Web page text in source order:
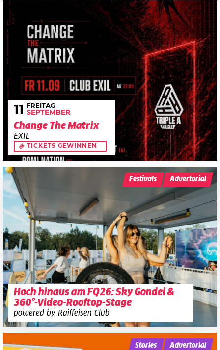
11 FREITAG
SEPTEMBER
Change The Matrix
EXIL
TICKETS GEWINNEN
Hoch hinaus am FQ26: Sky Gondel &
360°-Video-Rooftop-Stage
powered by Raiffeisen Club
Festivals Advertorial
Stories Advertorial